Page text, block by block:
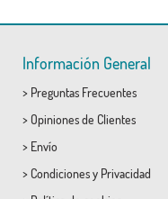
Información General
> Preguntas Frecuentes
> Opiniones de Clientes
> Envío
> Condicionesy Privacidad